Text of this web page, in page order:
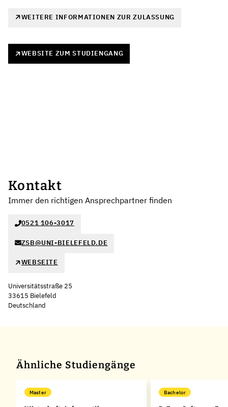
WEITERE INFORMATIONEN ZUR ZULASSUNG
WEBSITE ZUM STUDIENGANG
Kontakt
Immer den richtigen Ansprechpartner finden
0521 106-3017
ZSB@UNI-BIELEFELD.DE
WEBSEITE
Universitätsstraße 25
33615 Bielefeld
Deutschland
Ähnliche Studiengänge
Master Bachelor